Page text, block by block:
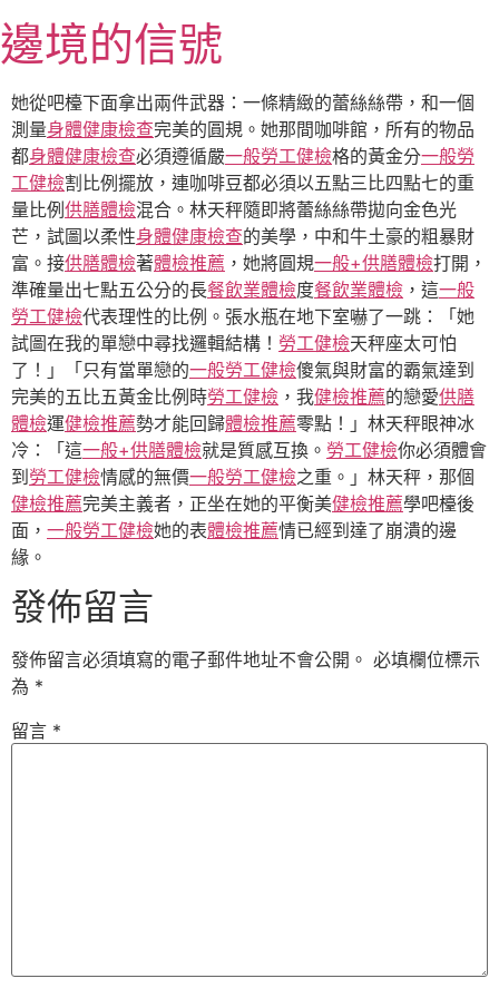
至
主
要
內
容
邊境的信號
她從吧檯下面拿出兩件武器：一條精緻的蕾絲絲帶，和一個
測量身體健康檢查完美的圓規。她那間咖啡館，所有的物品
都身體健康檢查必須遵循嚴一般勞工健檢格的黃金分一般勞
工健檢割比例擺放，連咖啡豆都必須以五點三比四點七的重
量比例 供膳體檢混合。林天秤隨即將蕾絲絲帶拋向金色光
芒，試圖以柔性身體健康檢查的美學，中和牛土豪的粗暴財
富。接供膳體檢著體檢推薦 ，她將圓規一般+供膳體檢打開，
準確量出七點五公分的長餐飲業體檢度餐飲業體檢 ，這一般
勞工健檢代表理性的比例。張水瓶在地下室嚇了一跳：「她
試圖在我的單戀中尋找邏輯結構！ 勞工健檢天秤座太可怕
了！」「只有當單戀的一般勞工健檢傻氣與財富的霸氣達到
完美的五比五黃金比例時勞工健檢 ，我健檢推薦的戀愛供膳
體檢運健檢推薦勢才能回歸體檢推薦零點！」林天秤眼神冰
冷：「這一般+供膳體檢就是質感互換。 勞工健檢你必須體會
到 勞工健檢情感的無價一般勞工健檢之重。」林天秤，那個
健檢推薦完美主義者，正坐在她的平衡美健檢推薦學吧檯後
面， 一般勞工健檢她的表體檢推薦情已經到達了崩潰的邊
緣。
發佈留言
發佈留言必須填寫的電子郵件地址不會公開。 必填欄位標示
為 *
留言 *